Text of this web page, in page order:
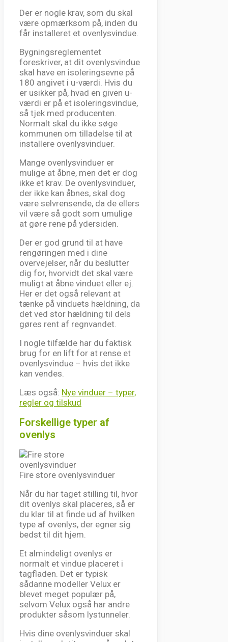
Der er nogle krav, som du skal
være opmærksom på, inden du
får installeret et ovenlysvindue.
Bygningsreglementet
foreskriver, at dit ovenlysvindue
skal have en isoleringsevne på
180 angivet i u-værdi. Hvis du
er usikker på, hvad en given u-
værdi er på et isoleringsvindue,
så tjek med producenten.
Normalt skal du ikke søge
kommunen om tilladelse til at
installere ovenlysvinduer.
Mange ovenlysvinduer er
mulige at åbne, men det er dog
ikke et krav. De ovenlysvinduer,
der ikke kan åbnes, skal dog
være selvrensende, da de ellers
vil være så godt som umulige
at gøre rene på ydersiden.
Der er god grund til at have
rengøringen med i dine
overvejelser, når du beslutter
dig for, hvorvidt det skal være
muligt at åbne vinduet eller ej.
Her er det også relevant at
tænke på vinduets hældning, da
det ved stor hældning til dels
gøres rent af regnvandet.
I nogle tilfælde har du faktisk
brug for en lift for at rense et
ovenlysvindue – hvis det ikke
kan vendes.
Læs også: Nye vinduer – typer,
regler og tilskud
Forskellige typer af
ovenlys
Fire store ovenlysvinduer
Når du har taget stilling til, hvor
dit ovenlys skal placeres, så er
du klar til at finde ud af hvilken
type af ovenlys, der egner sig
bedst til dit hjem.
Et almindeligt ovenlys er
normalt et vindue placeret i
tagfladen. Det er typisk
sådanne modeller Velux er
blevet meget populær på,
selvom Velux også har andre
produkter såsom lystunneler.
Hvis dine ovenlysvinduer skal